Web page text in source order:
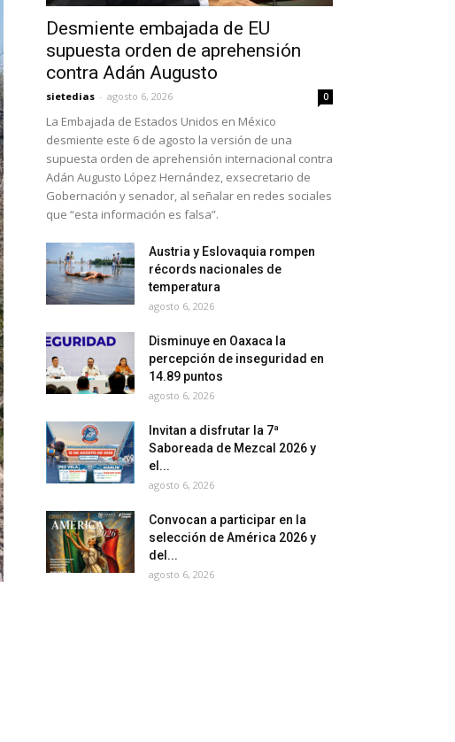
Desmiente embajada de EU
supuesta orden de aprehensión
contra Adán Augusto
sietedias - agosto 6, 2026 0
La Embajada de Estados Unidos en México
desmiente este 6 de agosto la versión de una
supuesta orden de aprehensión internacional contra
Adán Augusto López Hernández, exsecretario de
Gobernación y senador, al señalar en redes sociales
que “esta información es falsa”.
Austria y Eslovaquia rompen
récords nacionales de
temperatura
agosto 6, 2026
Disminuye en Oaxaca la
percepción de inseguridad en
14.89 puntos
agosto 6, 2026
Invitan a disfrutar la 7ª
Saboreada de Mezcal 2026 y
el...
agosto 6, 2026
Convocan a participar en la
selección de América 2026 y
del...
agosto 6, 2026